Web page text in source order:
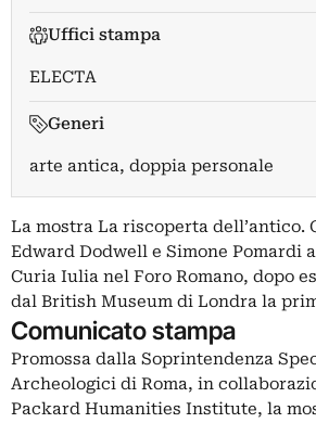
Uffici stampa
ELECTA
Generi
arte antica, doppia personale
La mostra La riscoperta dell’antico.
Edward Dodwell e Simone Pomardi
Curia Iulia nel Foro Romano, dopo
dal British Museum di Londra la
Comunicato stampa
Promossa dalla Soprintendenza
Archeologici di Roma, in
Packard Humanities Institute, la